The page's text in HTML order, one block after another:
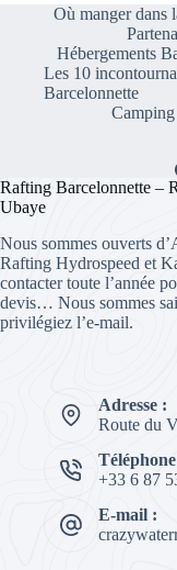
Où manger dans
Hébergements
Les 10
Barcelonnette
Rafting Barcelonnette –
Ubaye
Nous sommes ouverts
Rafting Hydrospeed et
contacter toute l’année
devis… Nous sommes
privilégiez l’e-mail.
Adresse :
Route du
+33 6 87
E-mail :